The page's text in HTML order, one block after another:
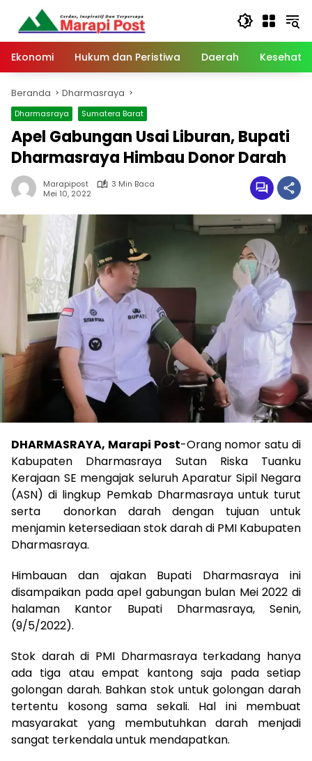
Langsung
konten
Ekonomi
Hukum dan Peristiwa Daerah
Beranda Dharmasraya
Dharmasraya Sumatera Barat
Apel Gabungan Usai Liburan, Bupati
Dharmasraya Himbau Donor Darah
Marapipost
3 Min Baca
Mei 10, 2022
DHARMASRAYA, Marapi Post-Orang nomor satu di
Kabupaten Dharmasraya Sutan Riska Tuanku
Kerajaan SE mengajak seluruh Aparatur Sipil Negara
(ASN) di lingkup Pemkab Dharmasraya untuk turut
serta donorkan darah dengan tujuan untuk
menjamin ketersediaan stok darah di PMI Kabupaten
Dharmasraya.
Himbauan dan ajakan Bupati Dharmasraya ini
disampaikan pada apel gabungan bulan Mei 2022 di
halaman Kantor Bupati Dharmasraya, Senin,
(9/5/2022).
Stok darah di PMI Dharmasraya terkadang hanya
ada tiga atau empat kantong saja pada setiap
golongan darah. Bahkan stok untuk golongan darah
tertentu kosong sama sekali. Hal ini membuat
masyarakat yang membutuhkan darah menjadi
sangat terkendala untuk mendapatkan.